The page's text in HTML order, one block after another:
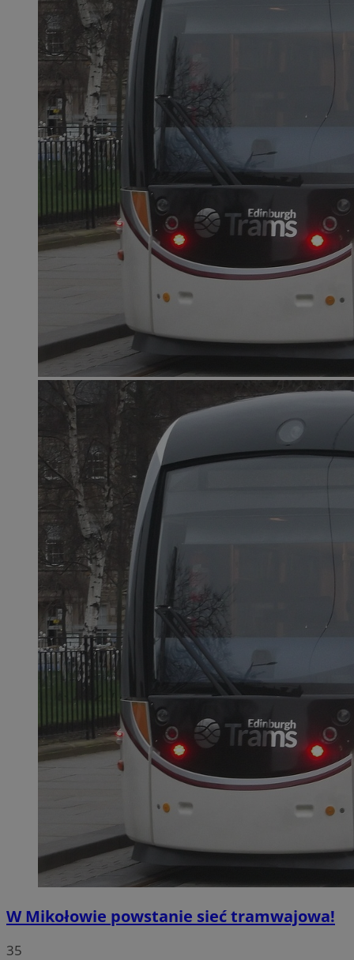
W Mikołowie powstanie sieć tramwajowa!
35